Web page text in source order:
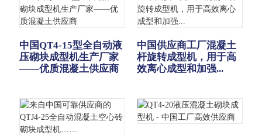
中国QT4-15型全自动液
压砌块成型机生产厂家
——优质混凝土供应商
中国供应商工厂混凝土
杆旋转成型机，用于高
效离心成型和加强...